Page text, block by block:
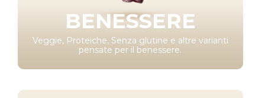
BENESSERE
Veggie, Proteiche, Senza glutine e altre varianti
pensate per il benessere.